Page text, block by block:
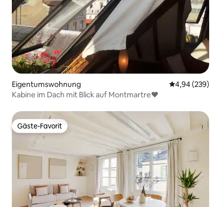
Eigentumswohnung
4,94 (239)
Kabine im Dach mit Blick auf Montmartre♥
Gäste-Favorit
Gäste-Favorit